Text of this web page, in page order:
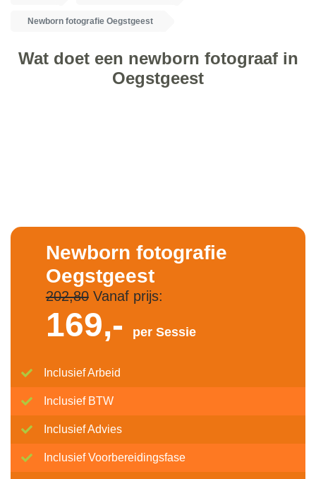
Newborn fotografie Oegstgeest
Wat doet een newborn fotograaf in
Oegstgeest
Newborn fotografie
Oegstgeest
202,80Vanaf prijs:
169,- per Sessie
Inclusief Arbeid
Inclusief BTW
Inclusief Advies
Inclusief Voorbereidingsfase